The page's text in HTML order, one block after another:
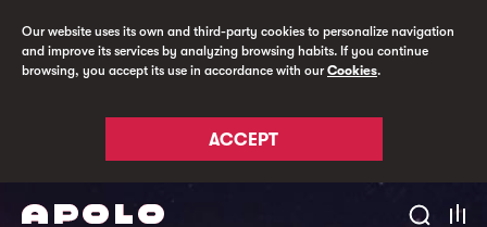
Our website uses its own and third-party cookies to personalize navigation
and improve its services by analyzing browsing habits. If you continue
browsing, you accept its use in accordance with ourCookies.
ACCEPT